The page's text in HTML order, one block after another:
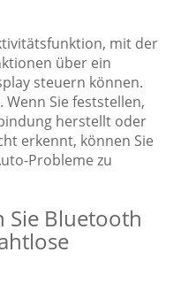
mit der
über ein
steuern können.
Sie feststellen,
herstellt oder
erkennt, können Sie
Probleme zu
Sie Bluetooth